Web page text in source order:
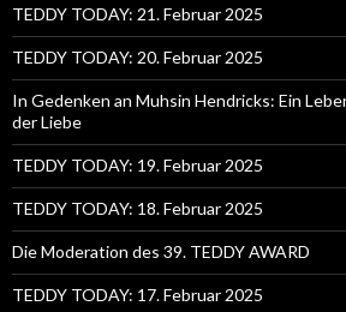
TEDDY TODAY: 21. Februar 2025
TEDDY TODAY: 20. Februar 2025
In Gedenken an Muhsin Hendricks: Ein
der Liebe
TEDDY TODAY: 19. Februar 2025
TEDDY TODAY: 18. Februar 2025
Die Moderation des 39. TEDDY AWARD
TEDDY TODAY: 17. Februar 2025